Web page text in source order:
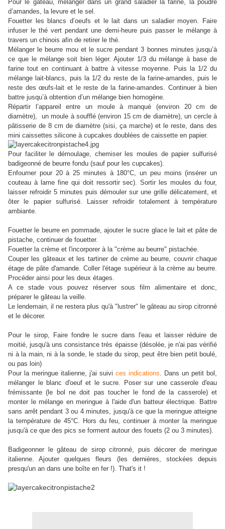
Pour le gâteau, mélanger dans un grand saladier la farine, la poudre
d’amandes, la levure et le sel.
Fouetter les blancs d’oeufs et le lait dans un saladier moyen. Faire
infuser le thé vert pendant une demi-heure puis passer le mélange à
travers un chinois afin de retirer le thé.
Mélanger le beurre mou et le sucre pendant 3 bonnes minutes jusqu’à
ce que le mélange soit bien léger. Ajouter 1/3 du mélange à base de
farine tout en continuant à battre à vitesse moyenne. Puis la 1/2 du
mélange lait-blancs, puis la 1/2 du reste de la farine-amandes, puis le
reste des œufs-lait et le reste de la farine-amandes. Continuer à bien
battre jusqu’à obtention d’un mélange bien homogène.
Répartir l’appareil entre un moule à manqué (environ 20 cm de
diamètre), un moule à soufflé (environ 15 cm de diamètre), un cercle à
pâtisserie de 8 cm de diamètre (sisi, ça marche) et le reste, dans des
mini caissettes silicone à cupcakes doublées de caissette en papier.
Pour faciliter le démoulage, chemiser les moules de papier sulfurisé
badigeonné de beurre fondu (sauf pour les cupcakes).
Enfourner pour 20 à 25 minutes à 180°C, un peu moins (insérer un
couteau à lame fine qui doit ressortir sec). Sortir les moules du four,
laisser refroidir 5 minutes puis démouler sur une grille délicatement, et
ôter le papier sulfurisé. Laisser refroidir totalement à température
ambiante.
Fouetter le beurre en pommade, ajouter le sucre glace le lait et pâte de
pistache, continuer de fouetter.
Fouetter la crème et l'incorporer à la "crème au beurre" pistachée.
Couper les gâteaux et les tartiner de crème au beurre, couvrir chaque
étage de pâte d'amande. Coller l'étage supérieur à la crème au beurre.
Procéder ainsi pour les deux étages.
A ce stade vous pouvez réserver sous film alimentaire et donc,
préparer le gâteau la veille.
Le lendemain, il ne restera plus qu'à "lustrer" le gâteau au sirop citronné
et le décorer.
Pour le sirop, Faire fondre le sucre dans l'eau et laisser réduire de
moitié, jusqu'à uns consistance très épaisse (désolée, je n'ai pas vérifié
ni à la main, ni à la sonde, le stade du sirop, peut être bien petit boulé,
ou pas loin)
Pour la meringue italienne, j'ai suivi ces indications. Dans un petit bol,
mélanger le blanc d'oeuf et le sucre. Poser sur une casserole d'eau
frémissante (le bol ne doit pas toucher le fond de la casserole) et
monter le mélange en meringue à l'aide d'un batteur électrique. Battre
sans arrêt pendant 3 ou 4 minutes, jusqu'à ce que la meringue atteigne
la température de 45°C. Hors du feu, continuer à monter la meringue
jusqu'à ce que des pics se forment autour des fouets (2 ou 3 minutes).
Badigeonner le gâteau de sirop citronné, puis décorer de meringue
italienne. Ajouter quelques fleurs (les dernières, stockées depuis
presqu'un an dans une boîte en fer !). That's it !